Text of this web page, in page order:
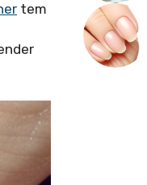
tem